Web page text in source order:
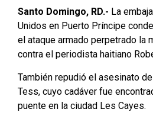
Santo Domingo, RD.- La
Unidos en Puerto Príncipe
el ataque armado perpetrado la
contra el periodista haitiano
También repudió el asesinato
Tess, cuyo cadáver fue
puente en la ciudad Les Cayes.